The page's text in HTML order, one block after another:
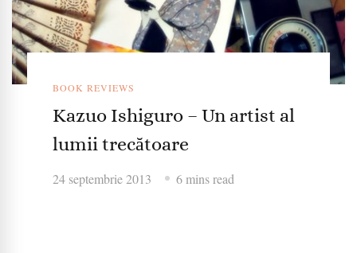
BOOK REVIEWS
Kazuo Ishiguro – Un artist al
lumii trecătoare
24 septembrie 2013 6 mins read